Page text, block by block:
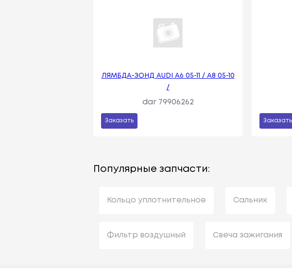
ЛЯМБДА-ЗОНД AUDI A6 05-11 / A8 05-10
/
dar 79906262
Заказать Заказать
Популярные запчасти:
Кольцо уплотнительное Сальник
Фильтр воздушный Свеча зажигания